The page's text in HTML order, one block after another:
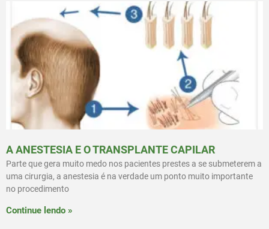
A ANESTESIA E O TRANSPLANTE CAPILAR
Parte que gera muito medo nos pacientes prestes a se submeterem a
uma cirurgia, a anestesia é na verdade um ponto muito importante
no procedimento
Continue lendo »